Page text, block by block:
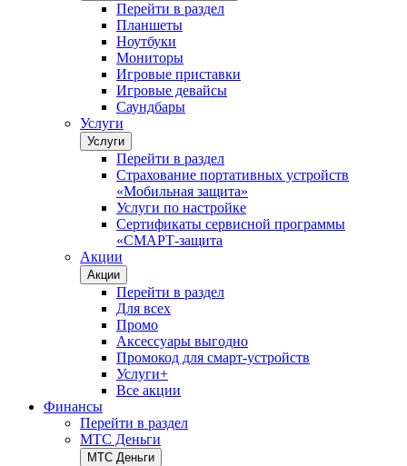
Перейти в раздел
Планшеты
Ноутбуки
Мониторы
Игровые приставки
Игровые девайсы
Саундбары
Услуги
Услуги
Перейти в раздел
Страхование портативных устройств
«Мобильная защита»
Услуги по настройке
Сертификаты сервисной программы
«СМАРТ-защита
Акции
Акции
Перейти в раздел
Для всех
Промо
Аксессуары выгодно
Промокод для смарт-устройств
Услуги+
Все акции
Финансы
Перейти в раздел
МТС Деньги
МТС Деньги